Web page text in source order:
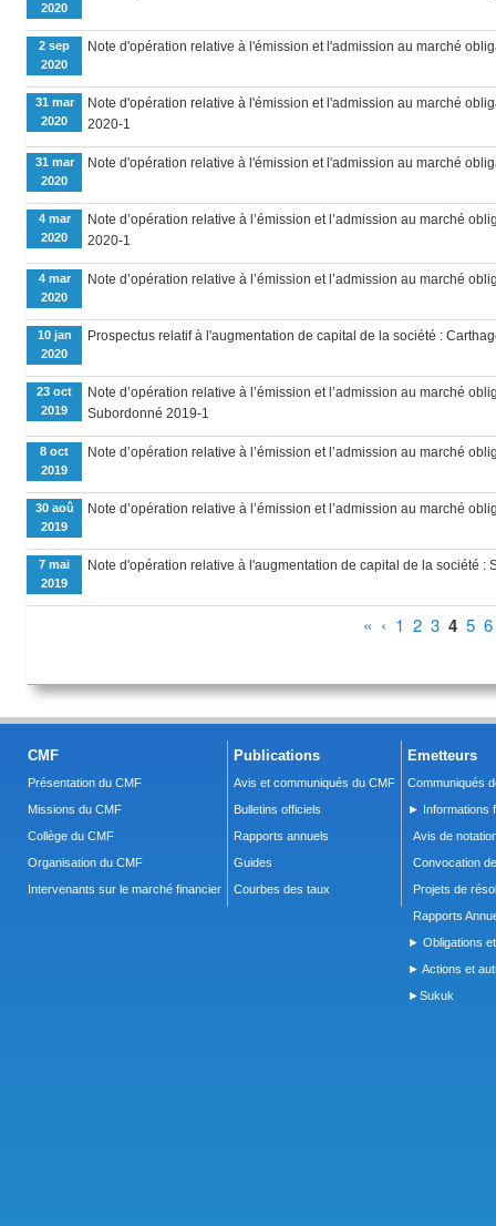
2020
2 sep
2020
Note d'opération relative à l'émission et l'admission au marché
31 mar
2020
Note d'opération relative à l'émission et l'admission au marché
2020-1
31 mar
2020
Note d'opération relative à l'émission et l'admission au marché
4 mar
2020
Note d’opération relative à l’émission et l’admission au marché
2020-1
4 mar
2020
Note d’opération relative à l’émission et l’admission au marché
10 jan
2020
Prospectus relatif à l'augmentation de capital de la société :
23 oct
2019
Note d’opération relative à l’émission et l’admission au marché
Subordonné 2019-1
8 oct
2019
Note d’opération relative à l’émission et l’admission au marché
30 aoû
2019
Note d’opération relative à l’émission et l’admission au marché
7 mai
2019
Note d'opération relative à l'augmentation de capital de la société :
« ‹ 1 2 3 4 5 6
CMF
Présentation du CMF
Missions du CMF
Collège du CMF
Organisation du CMF
Intervenants sur le marché financier
Publications
Avis et communiqués du CMF
Bulletins officiels
Rapports annuels
Guides
Courbes des taux
Emetteurs
Communiqués
► Informations
Avis de
Convocation
Projets de
Rapports
► Obligations
► Actions et
►Sukuk